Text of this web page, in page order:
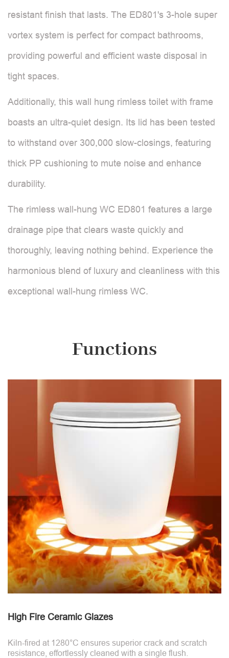
resistant finish that lasts. The ED801's 3-hole super
vortex system is perfect for compact bathrooms,
providing powerful and efficient waste disposal in
tight spaces.
Additionally, this wall hung rimless toilet with frame
boasts an ultra-quiet design. Its lid has been tested
to withstand over 300,000 slow-closings, featuring
thick PP cushioning to mute noise and enhance
durability.
The rimless wall-hung WC ED801 features a large
drainage pipe that clears waste quickly and
thoroughly, leaving nothing behind. Experience the
harmonious blend of luxury and cleanliness with this
exceptional wall-hung rimless WC.
Functions
High Fire Ceramic Glazes
Kiln-fired at 1280°C ensures superior crack and scratch
resistance, effortlessly cleaned with a single flush.